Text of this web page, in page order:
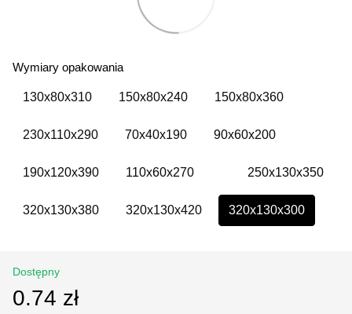
Wymiary opakowania
130х80х310 150х80х240 150х80х360
230х110х290 70х40х190 90х60х200
190х120х390 110х60х270 250х130х350
320х130х380 320х130х420 320х130х300
Dostępny
0.74 zł